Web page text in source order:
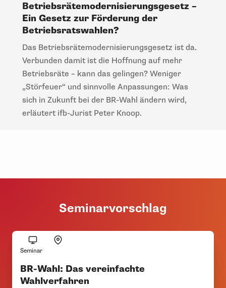
Betriebsrätemodernisierungsgesetz –
Ein Gesetz zur Förderung der
Betriebsratswahlen?
Das Betriebsrätemodernisierungsgesetz ist da.
Verbunden damit ist die Hoffnung auf mehr
Betriebsräte – kann das gelingen? Weniger
„Störfeuer“ und sinnvolle Anpassungen: Was
sich in Zukunft bei der BR-Wahl ändern wird,
erläutert ifb-Jurist Peter Knoop.
Seminarvorschlag
Seminar
BR-Wahl: Das vereinfachte
Wahlverfahren